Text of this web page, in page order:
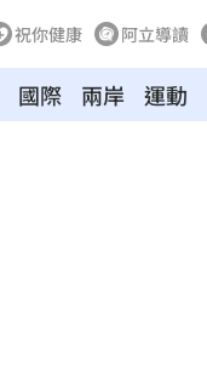
祝你健康 阿立導讀
國際 兩岸 運動